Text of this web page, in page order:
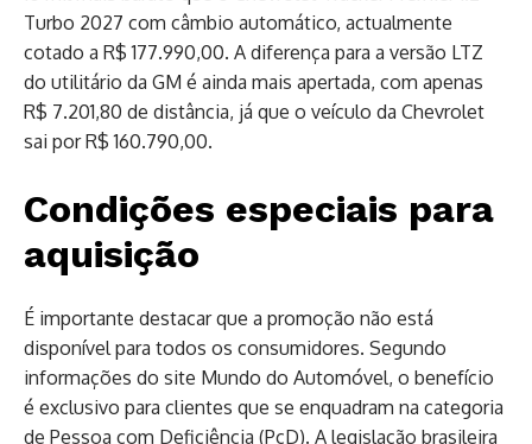
Turbo 2027 com câmbio automático, actualmente
cotado a R$ 177.990,00. A diferença para a versão LTZ
do utilitário da GM é ainda mais apertada, com apenas
R$ 7.201,80 de distância, já que o veículo da Chevrolet
sai por R$ 160.790,00.
Condições especiais para
aquisição
É importante destacar que a promoção não está
disponível para todos os consumidores. Segundo
informações do site Mundo do Automóvel, o benefício
é exclusivo para clientes que se enquadram na categoria
de Pessoa com Deficiência (PcD). A legislação brasileira